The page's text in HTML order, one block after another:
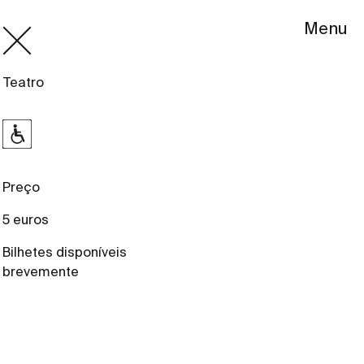
Menu
Teatro
Preço
5 euros
Bilhetes disponíveis
brevemente